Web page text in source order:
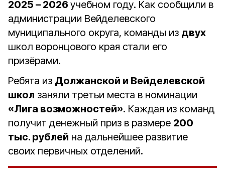
2025 – 2026 учебном году. Как сообщили в
администрации Вейделевского
муниципального округа, команды из двух
школ воронцового края стали его
призёрами.
Ребята из Должанской и Вейделевской
школ заняли третьи места в номинации
«Лига возможностей». Каждая из команд
получит денежный приз в размере 200
тыс. рублей на дальнейшее развитие
своих первичных отделений.